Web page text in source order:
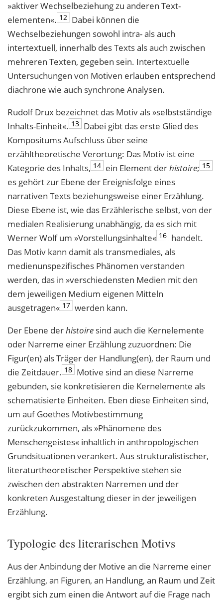
»aktiver Wechselbeziehung zu anderen Text­
elementen«. 12 Dabei können die
Wechselbeziehungen sowohl intra- als auch
intertextuell, innerhalb des Texts als auch zwischen
mehreren Texten, gegeben sein. Intertextuelle
Untersuchungen von Motiven erlauben entsprechend
diachrone wie auch synchrone Analysen.
Rudolf Drux bezeichnet das Motiv als »selbstständige
Inhalts-Einheit«. 13 Dabei gibt das erste Glied des
Kompositums Aufschluss über seine
erzähltheoretische Verortung: Das Motiv ist eine
Kategorie des Inhalts, 14 ein Element derhistoire; 15
es gehört zur Ebene der Ereignisfolge eines
narrativen Texts beziehungsweise einer Erzählung.
Diese Ebene ist, wie das Erzählerische selbst, von der
medialen Realisierung unabhängig, da es sich mit
Werner Wolf um »Vorstellungsinhalte« 16 handelt.
Das Motiv kann damit als transmediales, als
medienunspezifisches Phänomen verstanden
werden, das in »verschiedensten Medien mit den
dem jeweiligen Medium eigenen Mitteln
ausgetragen« 17 werden kann.
Der Ebene derhistoire sind auch die Kernelemente
oder Narreme einer Erzählung zuzuordnen: Die
Figur(en) als Träger der Handlung(en), der Raum und
die Zeitdauer. 18 Motive sind an diese Narreme
gebunden, sie konkretisieren die Kernelemente als
schematisierte Einheiten. Eben diese Einheiten sind,
um auf Goethes Motivbestimmung
zurückzukommen, als »Phänomene des
Menschengeistes« inhaltlich in anthropologischen
Grundsituationen verankert. Aus strukturalistischer,
literaturtheoretischer Perspektive stehen sie
zwischen den abstrakten Narremen und der
konkreten Ausgestaltung dieser in der jeweiligen
Erzählung.
Typologie des literarischen Motivs
Aus der Anbindung der Motive an die Narreme einer
Erzählung, an Figuren, an Handlung, an Raum und Zeit
ergibt sich zum einen die Antwort auf die Frage nach